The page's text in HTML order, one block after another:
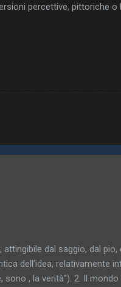
percettive, pittoriche o
dal saggio, dal
dell’idea, relativamente
sono , la verità”). 2. Il